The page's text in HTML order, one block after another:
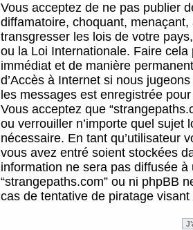
Vous acceptez de ne pas publier
diffamatoire, choquant,
transgresser les lois de votre
ou la Loi Internationale. Faire
immédiat et de manière
d’Accès à Internet si nous
les messages est enregistrée
Vous acceptez que
ou verrouiller n’importe quel sujet
nécessaire. En tant qu’utilisateur
vous avez entré soient stockées
information ne sera pas diffusée
“strangepaths.com” ou ni phpBB
cas de tentative de piratage